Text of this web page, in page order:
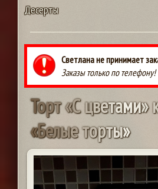
Десерты
Светлана не принимает
Заказы только по телефону!
Торт«Сцветами»
«Белыеторты»